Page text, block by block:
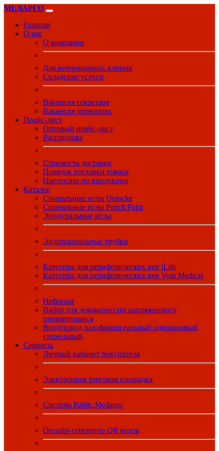
МЕДАРГО
Главная
О нас
О компании
Для ветеринарных клиник
Складские услуги
Вакансия секретаря
Вакансия провизора
Прайс-лист
Оптовый прайс-лист
Распродажа
Стоимость доставки
Порядок поставки товара
Претензии по продукции
Каталог
Спинальные иглы Quincke
Спинальные иглы Pencil Point
Эпидуральные иглы
Эндотрахеальные трубки
Катетеры для периферических вен iLife
Катетеры для периферических вен Vogt Medical
Нефопам
Набор для декомпрессии напряженного
пневмоторакса
Воздуховод назофарингеальный одноразовый
стерильный
Сервисы
Личный кабинет покупателя
Электронная торговая площадка
Система Public.Medargo
Онлайн-генератор QR кодов